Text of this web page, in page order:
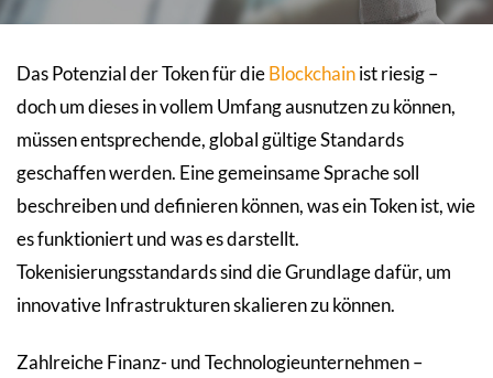
Das Potenzial der Token für dieBlockchainist riesig –
doch um dieses in vollem Umfang ausnutzen zu können,
müssen entsprechende, global gültige Standards
geschaffen werden. Eine gemeinsame Sprache soll
beschreiben und definieren können, was ein Token ist, wie
es funktioniert und was es darstellt.
Tokenisierungsstandards sind die Grundlage dafür, um
innovative Infrastrukturen skalieren zu können.
Zahlreiche Finanz- und Technologieunternehmen –